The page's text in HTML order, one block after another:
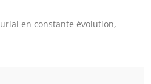
en constante évolution,